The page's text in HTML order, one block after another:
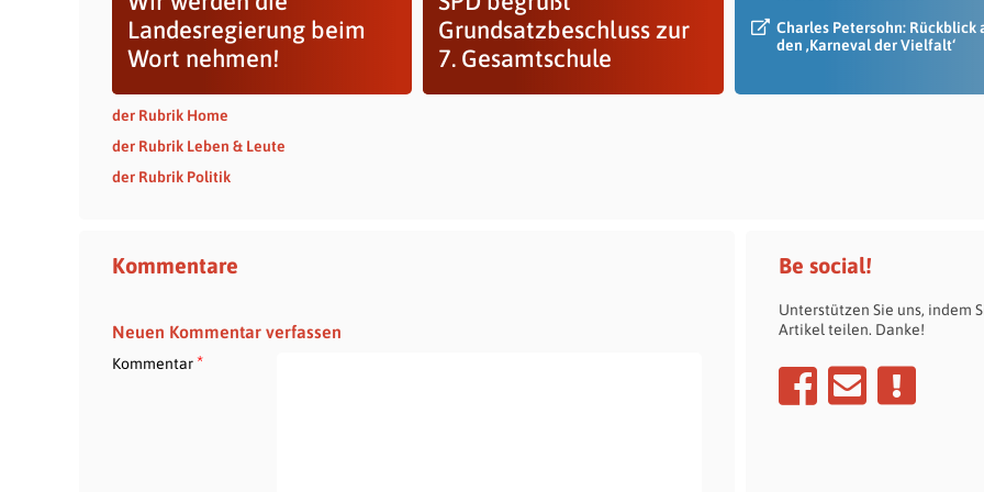
Landesregierung beim
Wort nehmen!
Grundsatzbeschluss zur
7. Gesamtschule
Charles Petersohn: Rückblick
den ‚Karneval der Vielfalt‘
der Rubrik Home
der Rubrik Leben & Leute
der Rubrik Politik
Kommentare
Neuen Kommentar verfassen
Kommentar*
Be social!
Unterstützen Sie uns, indem
Artikel teilen. Danke!